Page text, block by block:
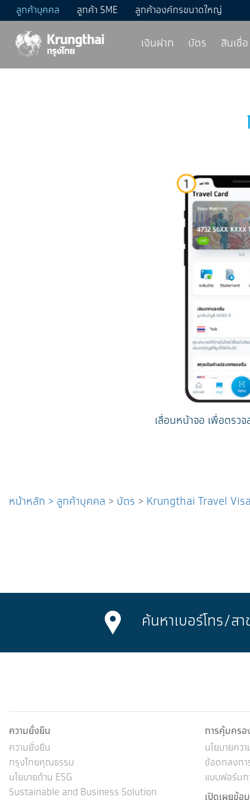
ลูกค้าบุคคล ลูกค้า SME ลูกค้าองค์กรขนาดใหญ่
เงินฝาก บัตร สินเชื่อ
เลื่อนหน้าจอ เพื่อตรว
หน้าหลัก > ลูกค้าบุคคล > บัตร > Krungthai Travel
ค้นหาเบอร์โทร/ส
ความยั่งยืน
ความยั่งยืน
กรุงไทยคุณธรรม
นโยบายด้าน ESG
Sustainable and Business Solution
การคุ้มคร
นโยบายคว
ข้อตกลงกา
แบบฟอร์มก